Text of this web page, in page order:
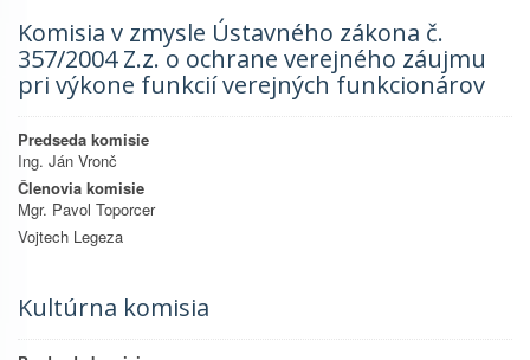
Komisia v zmysle Ústavného zákona č.
357/2004 Z.z. o ochrane verejného záujmu
pri výkone funkcií verejných funkcionárov
Predseda komisie
Ing. Ján Vronč
Členovia komisie
Mgr. Pavol Toporcer
Vojtech Legeza
Kultúrna komisia